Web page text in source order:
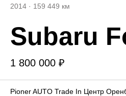
2014 · 159 449 км
Subaru
1 800 000 ₽
Pioner AUTO Trade In Центр